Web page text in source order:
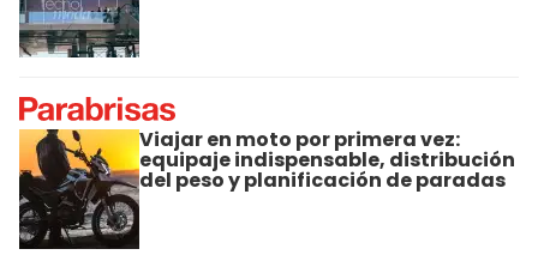
Viajar en moto por primera vez:
equipaje indispensable, distribución
del peso y planificación de paradas